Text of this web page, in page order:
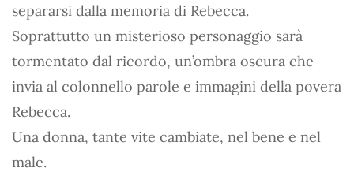
separarsi dalla memoria di Rebecca.
Soprattutto un misterioso personaggio sarà
tormentato dal ricordo, un’ombra oscura che
invia al colonnello parole e immagini della povera
Rebecca.
Una donna, tante vite cambiate, nel bene e nel
male.